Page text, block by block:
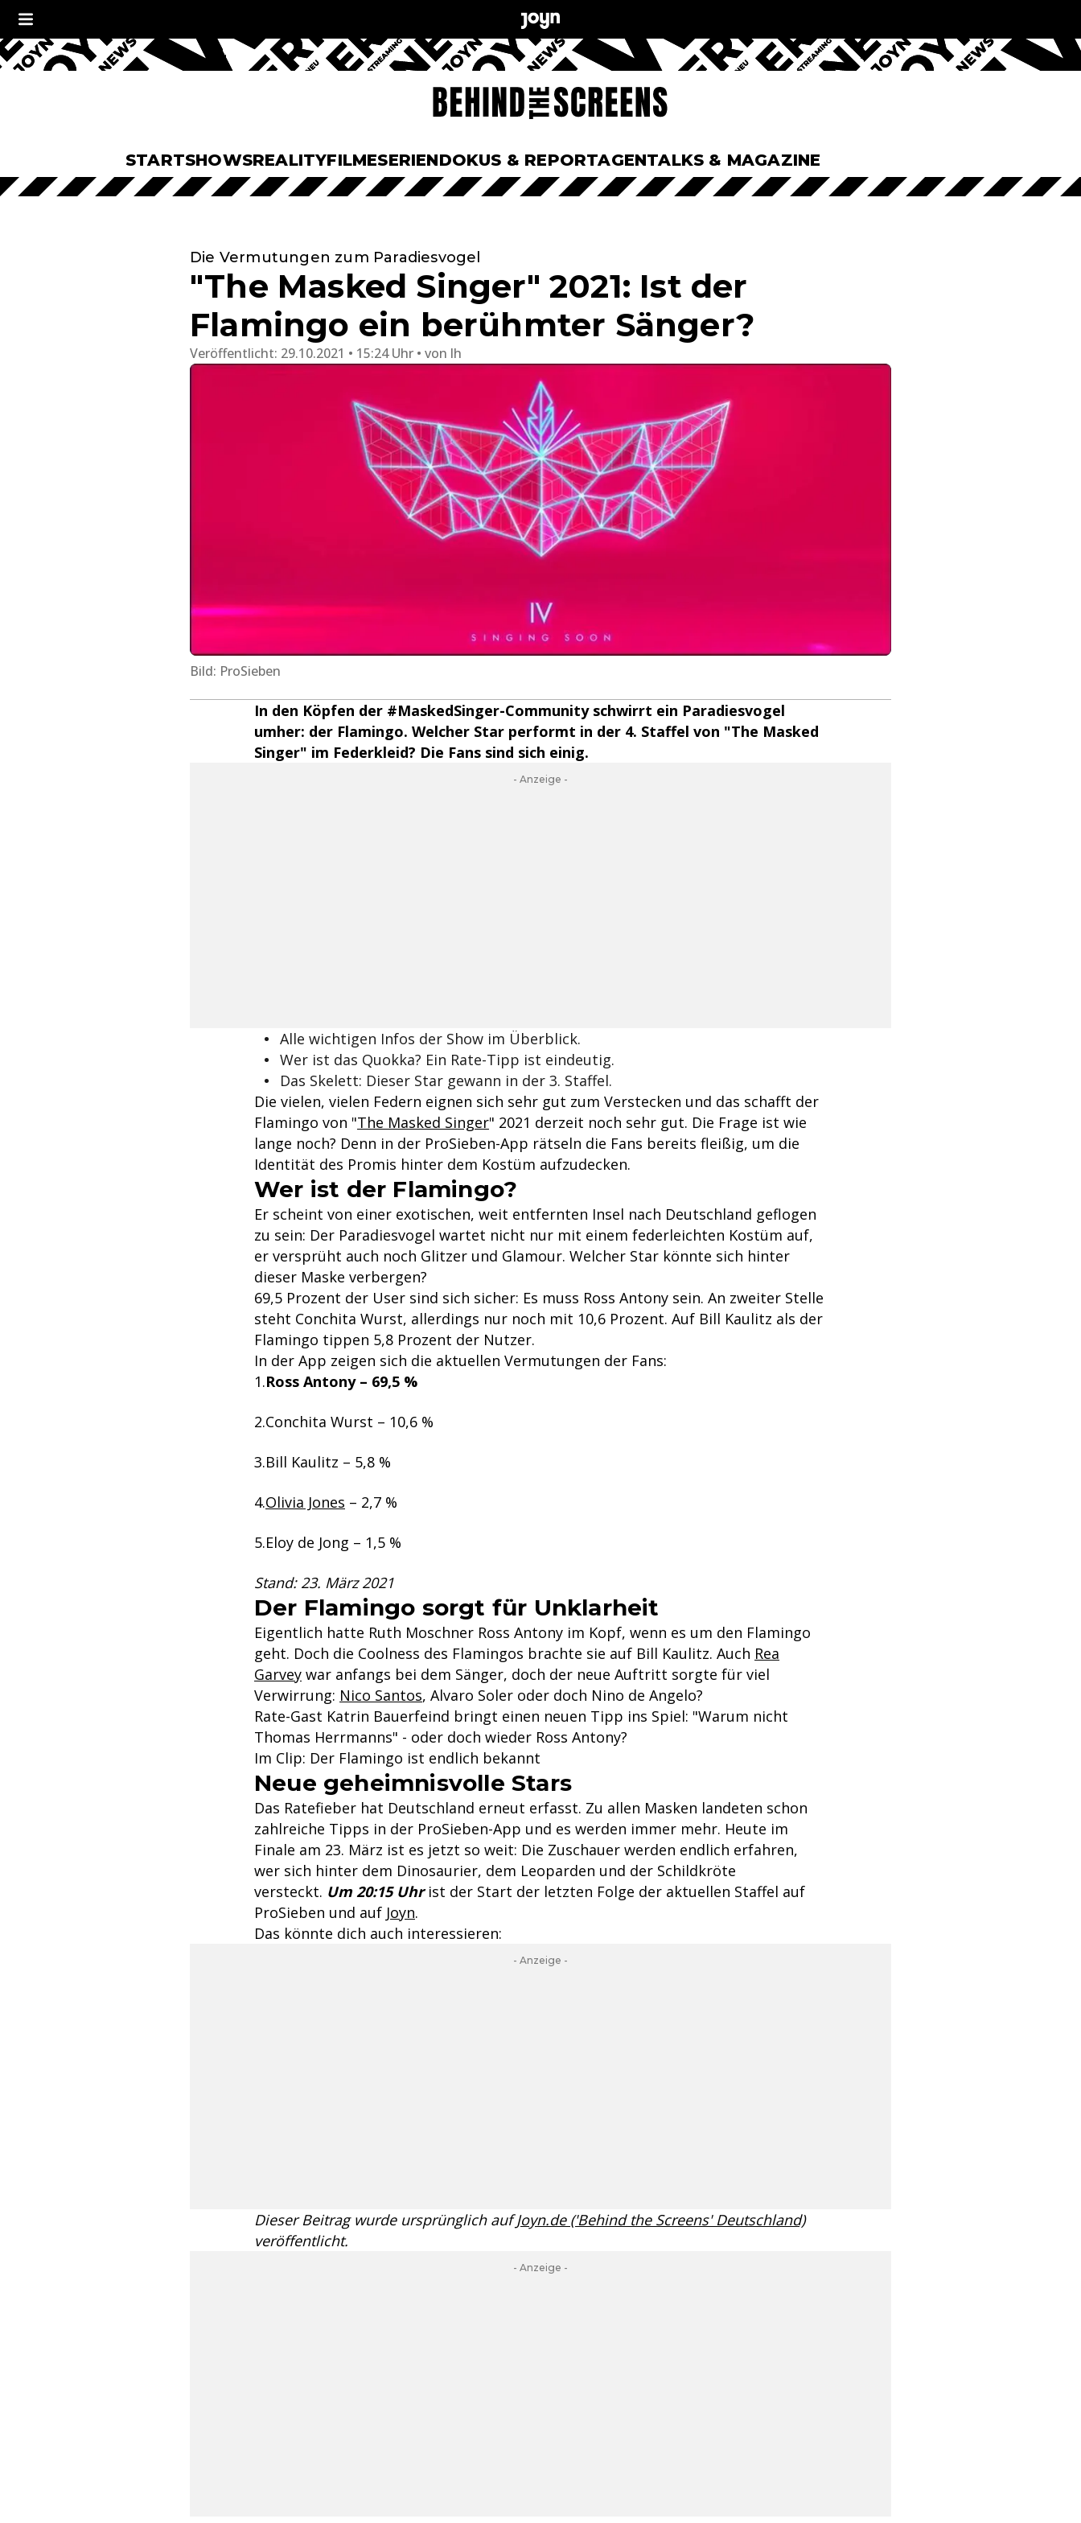
STARTSHOWSREALITYFILMESERIENDOKUS & REPORTAGENTALKS & MAGAZINE
Die Vermutungen zum Paradiesvogel
"The Masked Singer" 2021: Ist der
Flamingo ein berühmter Sänger?
Veröffentlicht: 29.10.2021 • 15:24 Uhr von lh
Bild: ProSieben
In den Köpfen der #MaskedSinger-Community schwirrt ein Paradiesvogel
umher: der Flamingo. Welcher Star performt in der 4. Staffel von "The Masked
Singer" im Federkleid? Die Fans sind sich einig.
- Anzeige -
Alle wichtigen Infos der Show im Überblick.
Wer ist das Quokka? Ein Rate-Tipp ist eindeutig.
Das Skelett: Dieser Star gewann in der 3. Staffel.
Die vielen, vielen Federn eignen sich sehr gut zum Verstecken und das schafft der
Flamingo von "The Masked Singer" 2021 derzeit noch sehr gut. Die Frage ist wie
lange noch? Denn in der ProSieben-App rätseln die Fans bereits fleißig, um die
Identität des Promis hinter dem Kostüm aufzudecken.
Wer ist der Flamingo?
Er scheint von einer exotischen, weit entfernten Insel nach Deutschland geflogen
zu sein: Der Paradiesvogel wartet nicht nur mit einem federleichten Kostüm auf,
er versprüht auch noch Glitzer und Glamour. Welcher Star könnte sich hinter
dieser Maske verbergen?
69,5 Prozent der User sind sich sicher: Es muss Ross Antony sein. An zweiter Stelle
steht Conchita Wurst, allerdings nur noch mit 10,6 Prozent. Auf Bill Kaulitz als der
Flamingo tippen 5,8 Prozent der Nutzer.
In der App zeigen sich die aktuellen Vermutungen der Fans:
Ross Antony – 69,5 %
Conchita Wurst – 10,6 %
Bill Kaulitz – 5,8 %
Olivia Jones – 2,7 %
Eloy de Jong – 1,5 %
Stand: 23. März 2021
Der Flamingo sorgt für Unklarheit
Eigentlich hatte Ruth Moschner Ross Antony im Kopf, wenn es um den Flamingo
geht. Doch die Coolness des Flamingos brachte sie auf Bill Kaulitz. Auch Rea
Garvey war anfangs bei dem Sänger, doch der neue Auftritt sorgte für viel
Verwirrung: Nico Santos, Alvaro Soler oder doch Nino de Angelo?
Rate-Gast Katrin Bauerfeind bringt einen neuen Tipp ins Spiel: "Warum nicht
Thomas Herrmanns" - oder doch wieder Ross Antony?
Im Clip: Der Flamingo ist endlich bekannt
Neue geheimnisvolle Stars
Das Ratefieber hat Deutschland erneut erfasst. Zu allen Masken landeten schon
zahlreiche Tipps in der ProSieben-App und es werden immer mehr. Heute im
Finale am 23. März ist es jetzt so weit: Die Zuschauer werden endlich erfahren,
wer sich hinter dem Dinosaurier, dem Leoparden und der Schildkröte
versteckt. Um 20:15 Uhrist der Start der letzten Folge der aktuellen Staffel auf
ProSieben und auf Joyn.
Das könnte dich auch interessieren:
- Anzeige -
Dieser Beitrag wurde ursprünglich aufJoyn.de ('Behind the Screens' Deutschland)
veröffentlicht.
- Anzeige -